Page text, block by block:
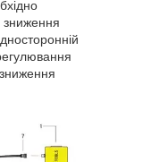
зниження
зниження